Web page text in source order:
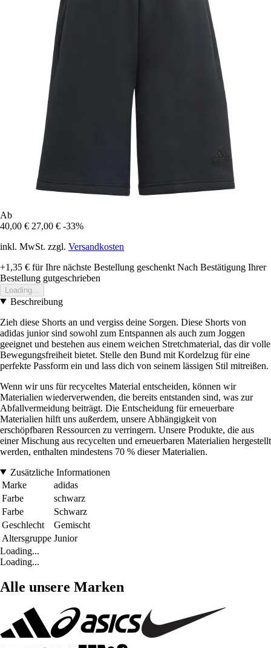
Ab
40,00 € 27,00 € -33%
inkl. MwSt. zzgl. Versandkosten
+1,35 € für Ihre nächste Bestellung geschenkt Nach Bestätigung Ihrer
Bestellung gutgeschrieben
Loading...
Beschreibung
Zieh diese Shorts an und vergiss deine Sorgen. Diese Shorts von
adidas junior sind sowohl zum Entspannen als auch zum Joggen
geeignet und bestehen aus einem weichen Stretchmaterial, das dir volle
Bewegungsfreiheit bietet. Stelle den Bund mit Kordelzug für eine
perfekte Passform ein und lass dich von seinem lässigen Stil mitreißen.
Wenn wir uns für recyceltes Material entscheiden, können wir
Materialien wiederverwenden, die bereits entstanden sind, was zur
Abfallvermeidung beiträgt. Die Entscheidung für erneuerbare
Materialien hilft uns außerdem, unsere Abhängigkeit von
erschöpfbaren Ressourcen zu verringern. Unsere Produkte, die aus
einer Mischung aus recycelten und erneuerbaren Materialien hergestellt
werden, enthalten mindestens 70 % dieser Materialien.
Zusätzliche Informationen
Marke
adidas
Farbe
schwarz
Farbe
Schwarz
Geschlecht
Gemischt
Altersgruppe Junior
Loading...
Loading...
Alle unsere Marken